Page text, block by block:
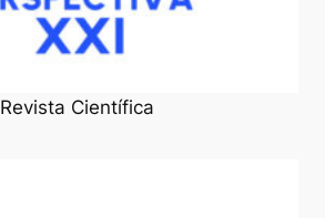
Revista Científica